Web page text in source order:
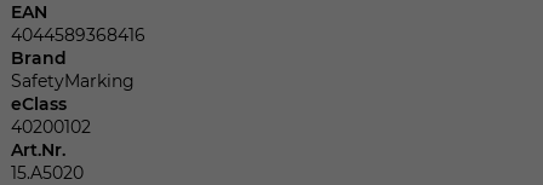
EAN
4044589368416
Brand
SafetyMarking
eClass
40200102
Art.Nr.
15.A5020
Laufzeit
Zweck